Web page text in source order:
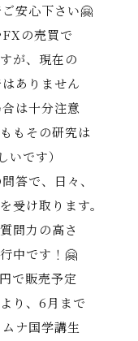
安心下さい🤗
の売買で
が、現在の
ありません
は十分注意
もその研究は
です）
答で、日々、
受け取ります。
問力の高さ
中です！🤗
で販売予定
り、6月まで
ナ国学講生